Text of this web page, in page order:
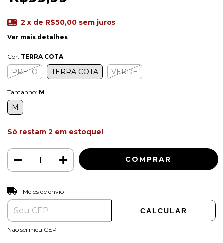
2 x de R$50,00 sem juros
Ver mais detalhes
Cor: TERRA COTA
PRETO TERRA COTA VERDE
Tamanho: M
M
Só restam 2 em estoque!
Entregas para o CEP:
Meios de envio
CALCULAR
Não sei meu CEP